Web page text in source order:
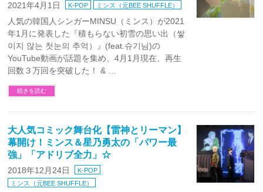
2021年4月1日 K-POP ミンス（元BEE SHUFFLE）
人気の韓国人シンガーMINSU（ミンス）が2021
年1月に発表した『積もらない初雪の思い出（쌓
이지 않는 첫눈의 추억）』(feat.슈기님)の
YouTube動画が話題を集め、4月1月現在、再生
回数３万回を突破した！ & …
続きを読む
大人気コミック舞台化【雷神とリーマン】
幕開け！ミンス＆星乃勇太の「パワー最
強」「アドリブ全力」☆
2018年12月24日
K-POP
ミンス（元BEE SHUFFLE）